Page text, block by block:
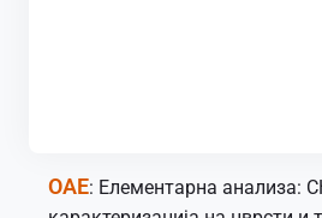
OAE: Елементарна анализа: